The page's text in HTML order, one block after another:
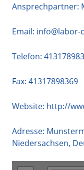
Ansprechpartner:
Email: info@labor-
Telefon:
Fax: 41317898369
Website: http://
Adresse:
Niedersachsen,